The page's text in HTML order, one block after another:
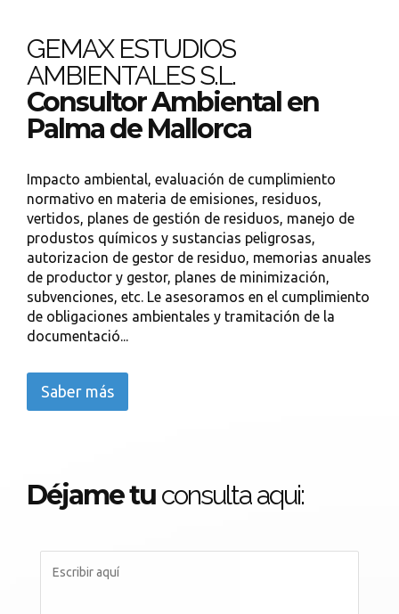
GEMAX ESTUDIOS
AMBIENTALES S.L.
Consultor Ambiental en
Palma de Mallorca
Impacto ambiental, evaluación de cumplimiento
normativo en materia de emisiones, residuos,
vertidos, planes de gestión de residuos, manejo de
produstos químicos y sustancias peligrosas,
autorizacion de gestor de residuo, memorias anuales
de productor y gestor, planes de minimización,
subvenciones, etc. Le asesoramos en el cumplimiento
de obligaciones ambientales y tramitación de la
documentació...
Saber más
Déjame tu consulta aqui: